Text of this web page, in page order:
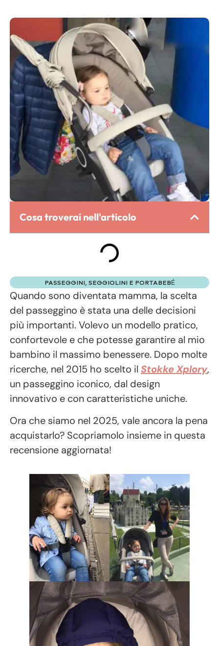
Cosa troverai nell'articolo
PASSEGGINI, SEGGIOLINI E PORTABEBÉ
Quando sono diventata mamma, la scelta
del passeggino è stata una delle decisioni
più importanti. Volevo un modello pratico,
confortevole e che potesse garantire al mio
bambino il massimo benessere. Dopo molte
ricerche, nel 2015 ho scelto il Stokke Xplory,
un passeggino iconico, dal design
innovativo e con caratteristiche uniche.
Ora che siamo nel 2025, vale ancora la pena
acquistarlo? Scopriamolo insieme in questa
recensione aggiornata!